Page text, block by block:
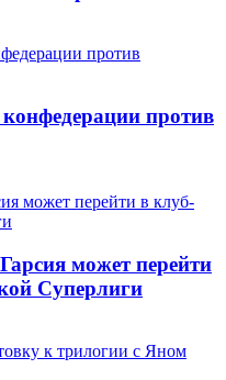
против
может перейти
Суперлиги